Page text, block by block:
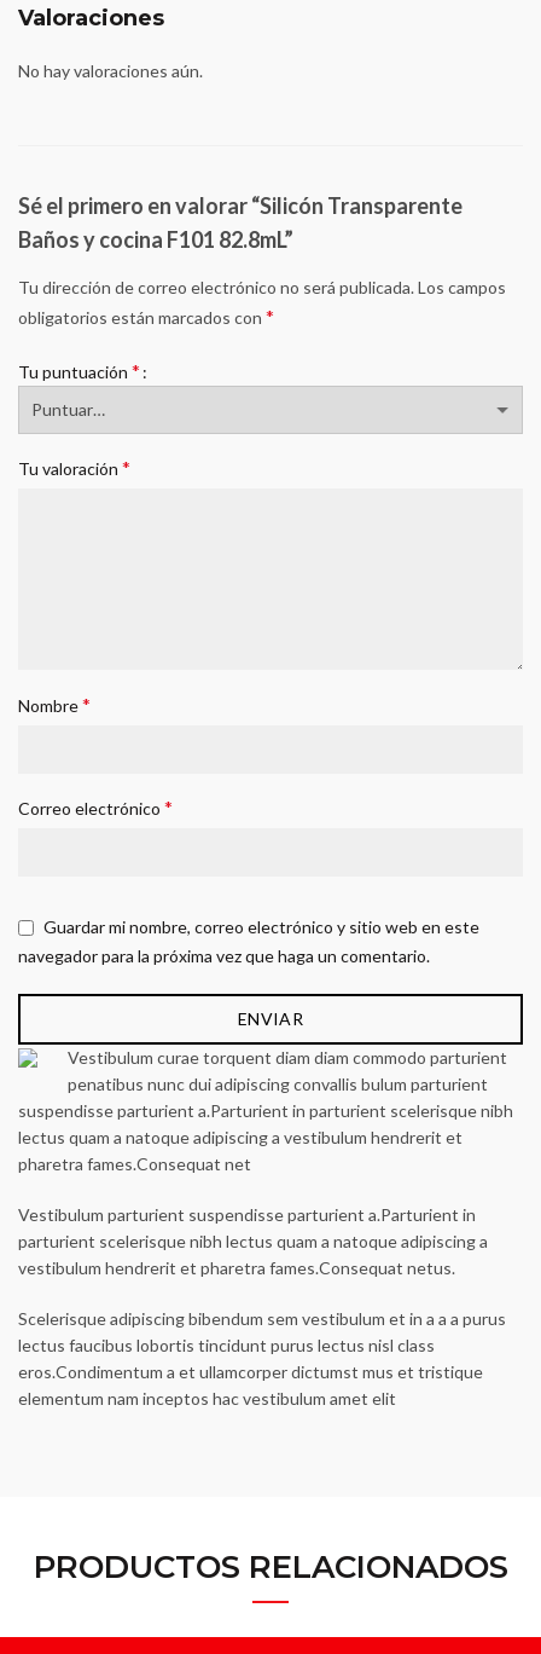
Valoraciones
No hay valoraciones aún.
Sé el primero en valorar “Silicón Transparente
Baños y cocina F101 82.8mL”
Tu dirección de correo electrónico no será publicada.Los campos
obligatorios están marcados con *
Tu puntuación *
Tu valoración *
Nombre*
Correo electrónico *
Guardar mi nombre, correo electrónico y sitio web en este
navegador para la próxima vez que haga un comentario.
Vestibulum curae torquent diam diam commodo parturient
penatibus nunc dui adipiscing convallis bulum parturient
suspendisse parturient a.Parturient in parturient scelerisque nibh
lectus quam a natoque adipiscing a vestibulum hendrerit et
pharetra fames.Consequat net
Vestibulum parturient suspendisse parturient a.Parturient in
parturient scelerisque nibh lectus quam a natoque adipiscing a
vestibulum hendrerit et pharetra fames.Consequat netus.
Scelerisque adipiscing bibendum sem vestibulum et in a a a purus
lectus faucibus lobortis tincidunt purus lectus nisl class
eros.Condimentum a et ullamcorper dictumst mus et tristique
elementum nam inceptos hac vestibulum amet elit
PRODUCTOS RELACIONADOS